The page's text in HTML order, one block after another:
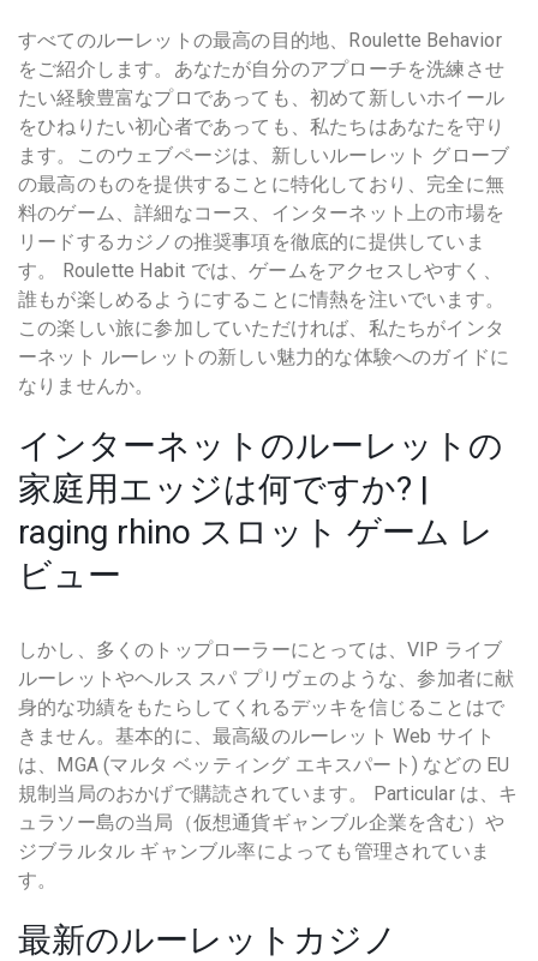
すべてのルーレットの最高の目的地、Ro​​ulette Behavior
をご紹介します。あなたが自分のアプローチを洗練させ
たい経験豊富なプロであっても、初めて新しいホイール
をひねりたい初心者であっても、私たちはあなたを守り
ます。このウェブページは、新しいルーレット グローブ
の最高のものを提供することに特化しており、完全に無
料のゲーム、詳細なコース、インターネット上の市場を
リードするカジノの推奨事項を徹底的に提供していま
す。 Roulette Habit では、ゲームをアクセスしやすく、
誰もが楽しめるようにすることに情熱を注いでいます。
この楽しい旅に参加していただければ、私たちがインタ
ーネット ルーレットの新しい魅力的な体験へのガイドに
なりませんか。
インターネットのルーレットの
家庭用エッジは何ですか? |
raging rhino スロット ゲーム レ
ビュー
しかし、多くのトップローラーにとっては、VIP ライブ
ルーレットやヘルス スパ プリヴェのような、参加者に献
身的な功績をもたらしてくれるデッキを信じることはで
きません。基本的に、最高級のルーレット Web サイト
は、MGA (マルタ ベッティング エキスパート) などの EU
規制当局のおかげで購読されています。 Particular は、キ
ュラソー島の当局（仮想通貨ギャンブル企業を含む）や
ジブラルタル ギャンブル率によっても管理されていま
す。
最新のルーレットカジノ